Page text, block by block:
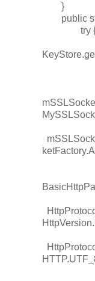
}
public
try